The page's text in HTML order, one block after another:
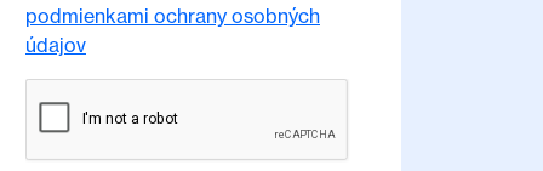
podmienkami ochrany osobných
údajov